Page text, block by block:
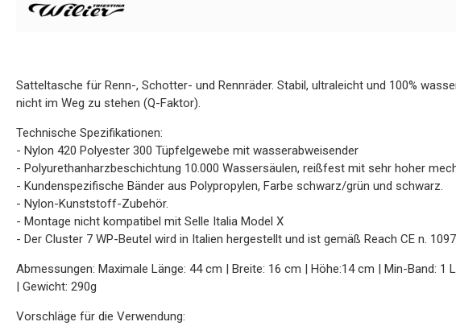
Satteltasche für Renn-, Schotter- und Rennräder. Stabil, ultraleicht und 100%
nicht im Weg zu stehen (Q-Faktor).
Technische Spezifikationen:
- Nylon 420 Polyester 300 Tüpfelgewebe mit wasserabweisender
- Polyurethanharzbeschichtung 10.000 Wassersäulen, reißfest mit sehr hoher
- Kundenspezifische Bänder aus Polypropylen, Farbe schwarz/grün und schwarz.
- Nylon-Kunststoff-Zubehör.
- Montage nicht kompatibel mit Selle Italia Model X
- Der Cluster 7 WP-Beutel wird in Italien hergestellt und ist gemäß Reach CE n.
Abmessungen: Maximale Länge: 44 cm | Breite: 16 cm | Höhe:14 cm | Min-Band: 1
| Gewicht: 290g
Vorschläge für die Verwendung: